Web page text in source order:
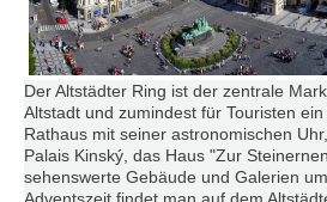
Der Altstädter Ring ist der zentrale
Altstadt und zumindest für Touristen
Rathaus mit seiner astronomischen
Palais Kinský, das Haus "Zur
sehenswerte Gebäude und Galerien
Adventszeit findet man auf dem